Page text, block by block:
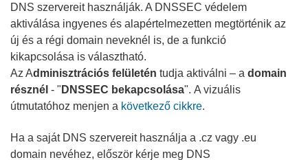
DNS szervereit használják. A DNSSEC védelem
aktiválása ingyenes és alapértelmezetten megtörténik az
új és a régi domain neveknél is, de a funkció
kikapcsolása is választható.
Az Adminisztrációs felületén tudja aktiválni – a domain
résznél - " DNSSEC bekapcsolása". A vizuális
útmutatóhoz menjen a következő cikkre.
Ha a saját DNS szervereit használja a .cz vagy .eu
domain nevéhez, először kérje meg DNS